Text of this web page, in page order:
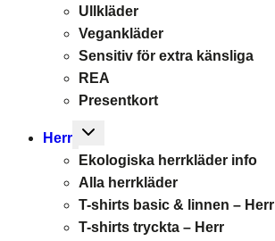
Ullkläder
Vegankläder
Sensitiv för extra känsliga
REA
Presentkort
Herr
Toggle
menu
Ekologiska herrkläder info
Alla herrkläder
T-shirts basic & linnen – Herr
T-shirts tryckta – Herr